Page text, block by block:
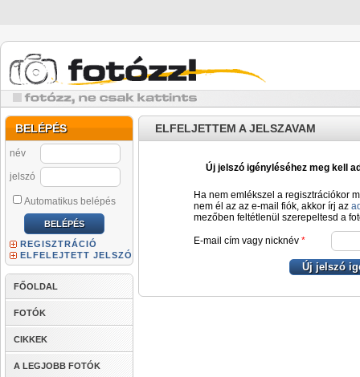
BELÉPÉS
név
jelszó
Automatikus belépés
REGISZTRÁCIÓ
ELFELEJTETT JELSZÓ
FŐOLDAL
FOTÓK
CIKKEK
A LEGJOBB FOTÓK
ELFELJETTEM A JELSZAVAM
Új jelszó igényléséhez meg kell
Ha nem emlékszel a regisztrációkor
nem él az az e-mail fiók, akkor írj az
mezőben feltétlenül szerepeltesd a
E-mail cím vagy nicknév *